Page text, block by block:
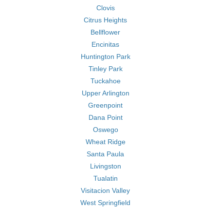
Clovis
Citrus Heights
Bellflower
Encinitas
Huntington Park
Tinley Park
Tuckahoe
Upper Arlington
Greenpoint
Dana Point
Oswego
Wheat Ridge
Santa Paula
Livingston
Tualatin
Visitacion Valley
West Springfield